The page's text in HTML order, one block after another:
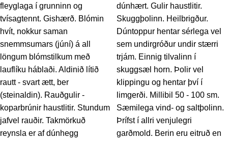
fleyglaga í grunninn og
tvísagtennt. Gishærð. Blómin
hvít, nokkur saman
snemmsumars (júní) á all
löngum blómstilkum með
lauflíku háblaði. Aldinið lítið
rautt - svart ætt, ber
(steinaldin). Rauðgulir -
koparbrúnir haustlitir. Stundum
jafvel rauðir. Takmörkuð
reynsla er af dúnhegg
dúnhært. Gulir haustlitir.
Skuggþolinn. Heilbrigður.
Dúntoppur hentar sérlega vel
sem undirgróður undir stærri
trjám. Einnig tilvalinn í
skuggsæl horn. Þolir vel
klippingu og hentar því í
limgerði. Millibil 50 - 100 sm.
Sæmilega vind- og saltþolinn.
Þrífst í allri venjulegri
garðmold. Berin eru eitruð en